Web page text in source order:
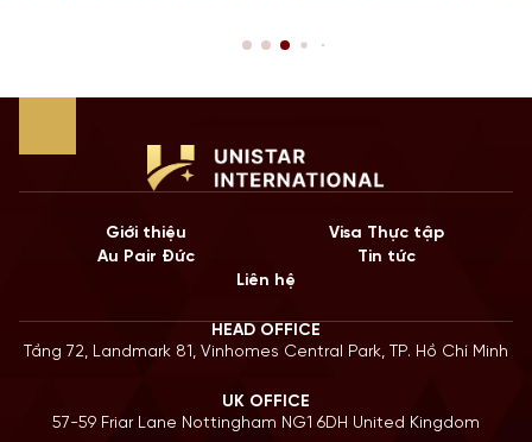
còn là “bước đệm” quan trọng cho lộ trình
Giới thiệu
Visa Thực tập
Au Pair Đức
Tin tức
Liên hệ
HEAD OFFICE
Tầng 72, Landmark 81, Vinhomes Central Park, TP. Hồ Chí Minh
UK OFFICE
57-59 Friar Lane Nottingham NG1 6DH United Kingdom